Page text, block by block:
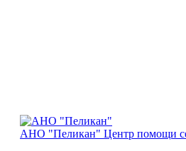
АНО "Пеликан" Центр помощи